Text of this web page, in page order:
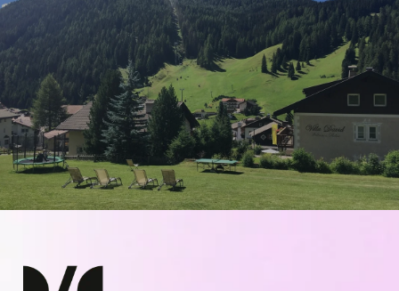
Precedente
Villa David